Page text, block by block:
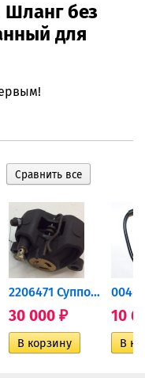
Шланг без
для
2206471 Суппорт тормозной...
30 000 ₽ 10